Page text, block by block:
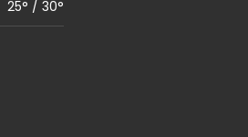
25° / 30°